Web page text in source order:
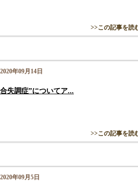
>>この記事を読
年09月14日
失調症”についてア...
>>この記事を読
年09月5日